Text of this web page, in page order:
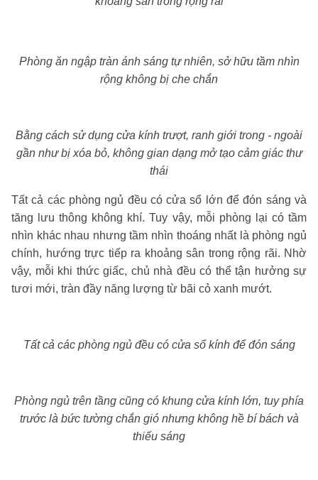
Phòng ăn ngập tràn ánh sáng tự nhiên, sở hữu tầm nhìn
rộng không bị che chắn
Bằng cách sử dụng cửa kính trượt, ranh giới trong - ngoài
gần như bị xóa bỏ, không gian dạng mở tạo cảm giác thư
thái
Tất cả các phòng ngủ đều có cửa sổ lớn để đón sáng và
tăng lưu thông không khí. Tuy vậy, mỗi phòng lại có tầm
nhìn khác nhau nhưng tầm nhìn thoáng nhất là phòng ngủ
chính, hướng trực tiếp ra khoảng sân trong rộng rãi. Nhờ
vậy, mỗi khi thức giấc, chủ nhà đều có thể tận hưởng sự
tươi mới, tràn đầy năng lượng từ bãi cỏ xanh mướt.
Tất cả các phòng ngủ đều có cửa sổ kính để đón sáng
Phòng ngủ trên tầng cũng có khung cửa kính lớn, tuy phía
trước là bức tường chắn gió nhưng không hề bí bách và
thiếu sáng